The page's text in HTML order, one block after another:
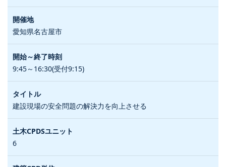
愛知県名古屋市
9:45～16:30(受付9:15)
建設現場の安全問題の解決力を向上させる
6